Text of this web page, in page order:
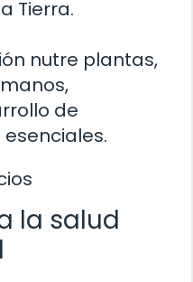
Tierra.
nutre plantas,
de
la salud